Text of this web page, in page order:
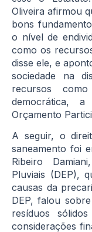
Oliveira afirmou
bons
o nível de
como os
disse ele, e
sociedade na
recursos
democrática,
Orçamento
A seguir, o
saneamento foi
Ribeiro
Pluviais (DEP),
causas da
DEP, falou
resíduos
considerações